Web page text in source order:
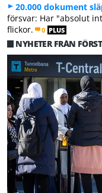
20.000 dokument
försvar: Har "absolut
flickor.
0 PLUS
NYHETER FRÅN